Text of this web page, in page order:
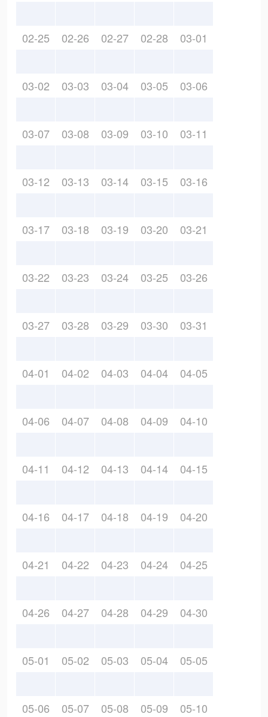
02-25 02-26 02-27 02-28 03-01
03-02 03-03 03-04 03-05 03-06
03-07 03-08 03-09 03-10 03-11
03-12 03-13 03-14 03-15 03-16
03-17 03-18 03-19 03-20 03-21
03-22 03-23 03-24 03-25 03-26
03-27 03-28 03-29 03-30 03-31
04-01 04-02 04-03 04-04 04-05
04-06 04-07 04-08 04-09 04-10
04-11 04-12 04-13 04-14 04-15
04-16 04-17 04-18 04-19 04-20
04-21 04-22 04-23 04-24 04-25
04-26 04-27 04-28 04-29 04-30
05-01 05-02 05-03 05-04 05-05
05-06 05-07 05-08 05-09 05-10